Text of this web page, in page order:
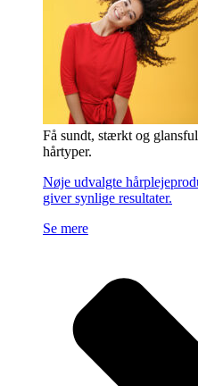
Få sundt, stærkt og
hårtyper.
Nøje udvalgte
giver synlige resultater.
Se mere